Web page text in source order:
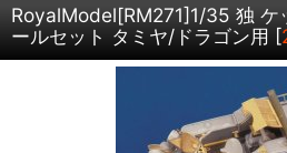
RoyalModel[RM271]1/35 独 ケ
ールセット タミヤ/ドラゴン用 [